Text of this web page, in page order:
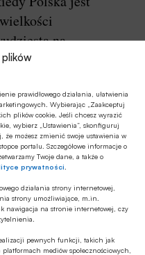
prawidłowego działania, ułatwienia
Wybierając „Zaakceptuj
plików cookie. Jeśli chcesz wyrazić
wybierz „Ustawienia”, skonfiguruj
że możesz zmienić swoje ustawienia w
portalu. Szczegółowe informacje o
Twoje dane, a także o
prywatności
działania strony internetowej,
strony umożliwiające, m.in.
nawigacja na stronie internetowej, czy
pewnych funkcji, takich jak
mediów społecznościowych,
na
relatywnie
fiskalnie, z
45%, co
najbardziej
ze
Europejskiej.